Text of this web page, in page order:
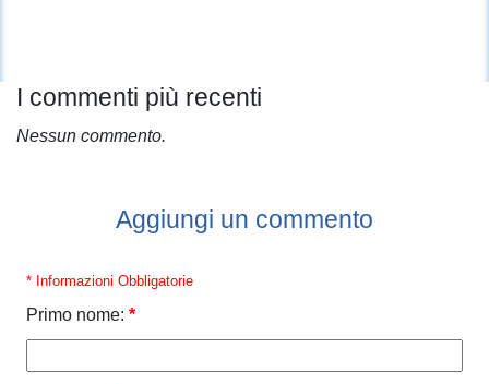
I commenti più recenti
Nessun commento.
Aggiungi un commento
* Informazioni Obbligatorie
Primo nome: *